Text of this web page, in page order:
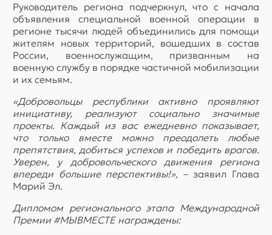
Руководитель региона подчеркнул, что с начала
объявления специальной военной операции в
регионе тысячи людей объединились для помощи
жителям новых территорий, вошедших в состав
России, военнослужащим, призванным на
военную службу в порядке частичной мобилизации
и их семьям.
«Добровольцы республики активно проявляют
инициативу, реализуют социально значимые
проекты. Каждый из вас ежедневно показывает,
что только вместе можно преодолеть любые
препятствия, добиться успехов и победить врагов.
Уверен, у добровольческого движения региона
впереди большие перспективы!», – заявил Глава
Марий Эл.
Дипломом регионального этапа Международной
Премии #МЫВМЕСТЕ награждены: